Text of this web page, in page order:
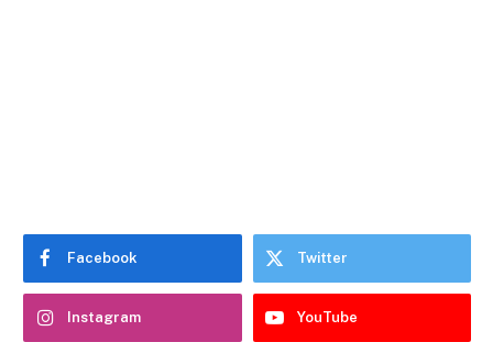
Facebook Twitter
Instagram YouTube